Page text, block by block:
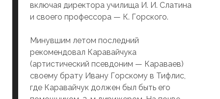
включая директора училища И. И. Слатина
и своего профессора — К. Горского.
Минувшим летом последний
рекомендовал Каравайчука
(артистический псевдоним — Караваев)
своему брату Ивану Горскому в Тифлис,
где Каравайчук должен был быть его